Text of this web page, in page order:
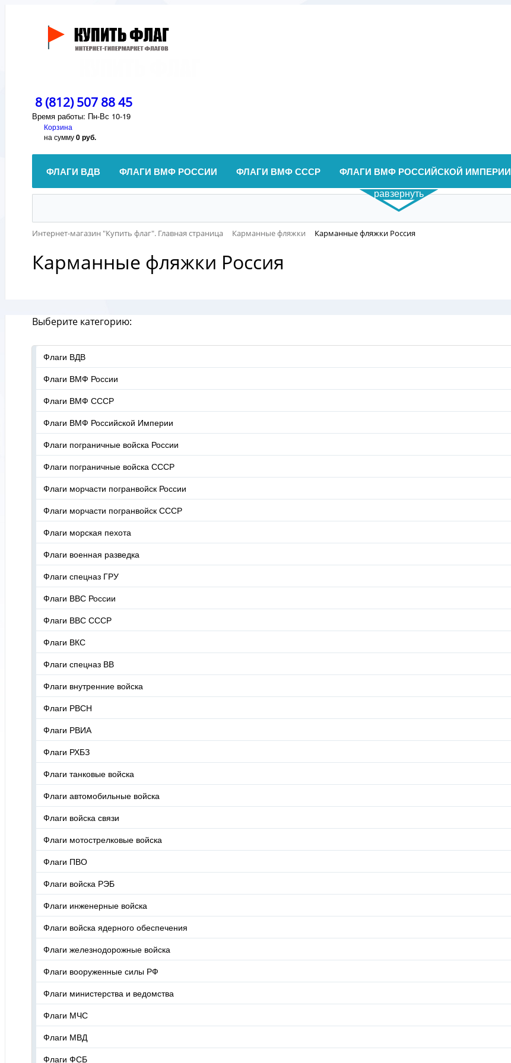
8 (812) 507 88 45
Время работы: Пн-Вс 10-19
Корзина
на сумму0 руб.
ФЛАГИ ВДВ ФЛАГИ ВМФ РОССИИ ФЛАГИ ВМФ СССР ФЛАГИ ВМФ РОССИЙСКОЙ ИМПЕРИИ
равзернуть
Интернет-магазин "Купить флаг". Главная страница Карманные фляжки Карманные фляжки Россия
Карманные фляжки Россия
Выберите категорию:
Флаги ВДВ
Флаги ВМФ России
Флаги ВМФ СССР
Флаги ВМФ Российской Империи
Флаги пограничные войска России
Флаги пограничные войска СССР
Флаги морчасти погранвойск России
Флаги морчасти погранвойск СССР
Флаги морская пехота
Флаги военная разведка
Флаги спецназ ГРУ
Флаги ВВС России
Флаги ВВС СССР
Флаги ВКС
Флаги спецназ ВВ
Флаги внутренние войска
Флаги РВСН
Флаги РВИА
Флаги РХБЗ
Флаги танковые войска
Флаги автомобильные войска
Флаги войска связи
Флаги мотострелковые войска
Флаги ПВО
Флаги войска РЭБ
Флаги инженерные войска
Флаги войска ядерного обеспечения
Флаги железнодорожные войска
Флаги вооруженные силы РФ
Флаги министерства и ведомства
Флаги МЧС
Флаги МВД
Флаги ФСБ